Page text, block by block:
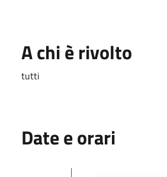
A chi è rivolto
tutti
Date e orari